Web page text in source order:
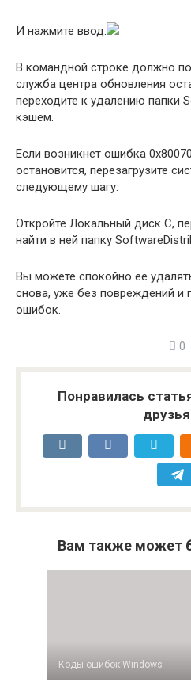
И нажмите ввод.
В командной строке должно
служба центра обновления
переходите к удалению папки
кэшем.
Если возникнет ошибка
остановится, перезагрузите
следующему шагу:
Откройте Локальный диск С,
найти в ней папку
Вы можете спокойно ее
снова, уже без повреждений и
ошибок.
0
Понравилась
Вам также может
Коды ошибок Windows